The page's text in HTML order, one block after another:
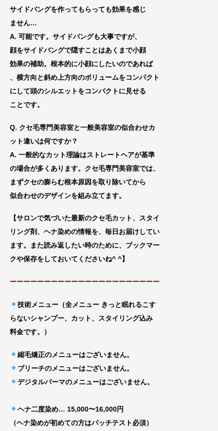
サイドバングを作ってもらっても効果を感じ
ません…
A. 可能です。サイドバングも大事ですが、
顔をサイドバングで隠すことはあくまで小顔
効果の補助。根本的に小顔にしたいのであれば
、横方向と斜め上方向のボリュームをコンパクト
に して頭のシルエットをコンパクトに見せる
ことです。
Q. クセ毛専門美容室と一般美容室の似合わせカ
ット違いは何ですか？
A. 一般的なカット理論はストレートヘアが基準
の場合が多くあります。クセ毛専門美容室では、
まずクセの膨らむ根本原因を取り除いてから
似合わせのデザインを組み立てます。
【サロンで気づいた最新のクセ毛カット、スタイ
リング剤、ヘナ染めの情報を、毎日お届けしてい
ます。また読み返したい時のために、ブックマー
クや保存をしておいてくださいね^ ^】
ーーーーーーーーーーーーーーーーーーーーーー
技術メニュー（全メニュー きっと眠れるこす
らないシャンプー、カット、スタイリング込み
料金です。）
縮毛矯正のメニューはございません。
ブリーチのメニューはございません。
デジタルパーマのメニューはございません。
ヘナ二度染め… 15,000〜16,000円
（ヘナ染めが初めての方はパッチテスト必須）